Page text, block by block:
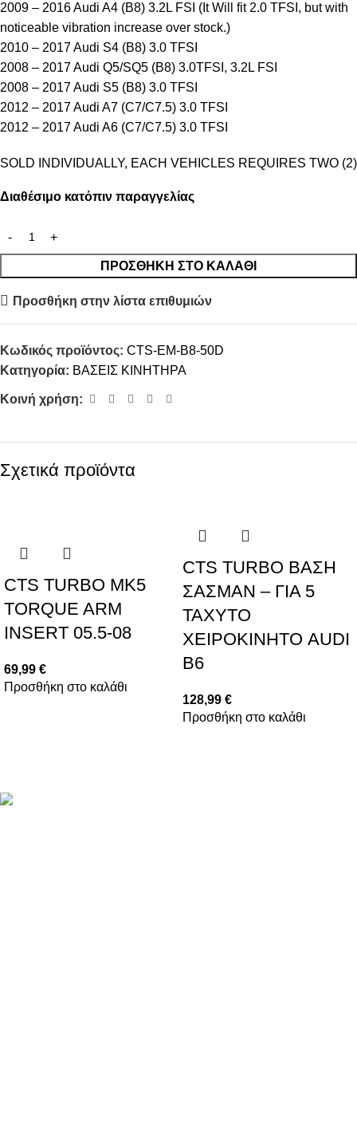
2009 – 2016 Audi A4 (B8) 3.2L FSI (It Will fit 2.0 TFSI, but with
noticeable vibration increase over stock.)
2010 – 2017 Audi S4 (B8) 3.0 TFSI
2008 – 2017 Audi Q5/SQ5 (B8) 3.0TFSI, 3.2L FSI
2008 – 2017 Audi S5 (B8) 3.0 TFSI
2012 – 2017 Audi A7 (C7/C7.5) 3.0 TFSI
2012 – 2017 Audi A6 (C7/C7.5) 3.0 TFSI
SOLD INDIVIDUALLY, EACH VEHICLES REQUIRES TWO (2)
Διαθέσιμο κατόπιν παραγγελίας
ΠΡΟΣΘΉΚΗ ΣΤΟ ΚΑΛΆΘΙ
Προσθήκη στην λίστα επιθυμιών
Κωδικός προϊόντος: CTS-EM-B8-50D
Κατηγορία: ΒΑΣΕΙΣ ΚΙΝΗΤΗΡΑ
Κοινή χρήση:
Σχετικά προϊόντα
CTS TURBO MK5
TORQUE ARM
INSERT 05.5-08
69,99 €
Προσθήκη στο καλάθι
CTS TURBO ΒΑΣΗ
ΣΑΣΜΑΝ – ΓΙΑ 5
ΤΑΧΥΤΟ
ΧΕΙΡΟΚΙΝΗΤΟ AUDI
B6
128,99 €
Προσθήκη στο καλάθι